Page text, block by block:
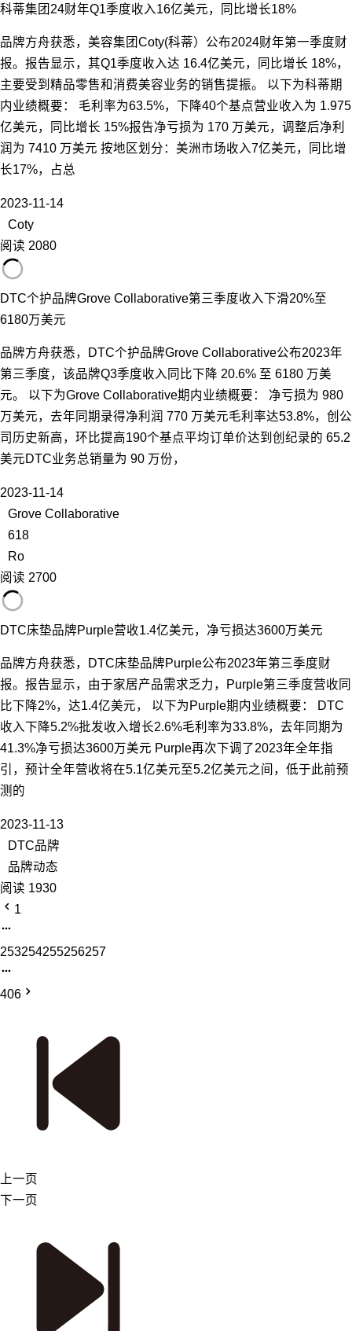
科蒂集团24财年Q1季度收入16亿美元，同比增长18%
品牌方舟获悉，美容集团Coty(科蒂）公布2024财年第一季度财
报。报告显示，其Q1季度收入达 16.4亿美元，同比增长 18%，
主要受到精品零售和消费美容业务的销售提振。 以下为科蒂期
内业绩概要： 毛利率为63.5%，下降40个基点营业收入为 1.975
亿美元，同比增长 15%报告净亏损为 170 万美元，调整后净利
润为 7410 万美元 按地区划分：美洲市场收入7亿美元，同比增
长17%，占总
2023-11-14
Coty
阅读 2080
DTC个护品牌Grove Collaborative第三季度收入下滑20%至
6180万美元
品牌方舟获悉，DTC个护品牌Grove Collaborative公布2023年
第三季度，该品牌Q3季度收入同比下降 20.6% 至 6180 万美
元。 以下为Grove Collaborative期内业绩概要： 净亏损为 980
万美元，去年同期录得净利润 770 万美元毛利率达53.8%，创公
司历史新高，环比提高190个基点平均订单价达到创纪录的 65.2
美元DTC业务总销量为 90 万份，
2023-11-14
Grove Collaborative
618
Ro
阅读 2700
DTC床垫品牌Purple营收1.4亿美元，净亏损达3600万美元
品牌方舟获悉，DTC床垫品牌Purple公布2023年第三季度财
报。报告显示，由于家居产品需求乏力，Purple第三季度营收同
比下降2%，达1.4亿美元， 以下为Purple期内业绩概要： DTC
收入下降5.2%批发收入增长2.6%毛利率为33.8%，去年同期为
41.3%净亏损达3600万美元 Purple再次下调了2023年全年指
引，预计全年营收将在5.1亿美元至5.2亿美元之间，低于此前预
测的
2023-11-13
DTC品牌
品牌动态
阅读 1930
1
253254255256257
406
上一页
下一页